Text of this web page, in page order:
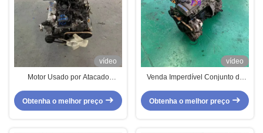
vídeo
Motor Usado por Atacado
Cilindros TOyota HiAce
Obtenha o melhor preço
vídeo
Venda Imperdível Conjunto de
5A 4 Cilindros para TOyota para
Corolla
Obtenha o melhor preço